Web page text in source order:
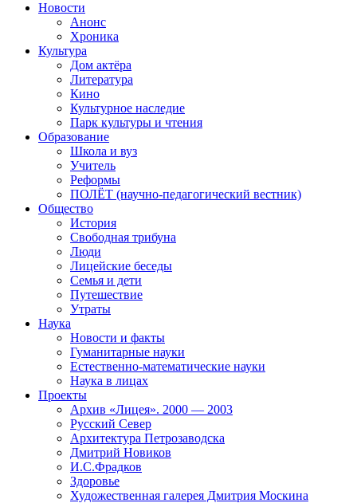
Новости
Анонс
Хроника
Культура
Дом актёра
Литература
Кино
Культурное наследие
Парк культуры и чтения
Образование
Школа и вуз
Учитель
Реформы
ПОЛЁТ (научно-педагогический вестник)
Общество
История
Свободная трибуна
Люди
Лицейские беседы
Семья и дети
Путешествие
Утраты
Наука
Новости и факты
Гуманитарные науки
Естественно-математические науки
Наука в лицах
Проекты
Архив «Лицея». 2000 — 2003
Русский Север
Архитектура Петрозаводска
Дмитрий Новиков
И.С.Фрадков
Здоровье
Художественная галерея Дмитрия Москина